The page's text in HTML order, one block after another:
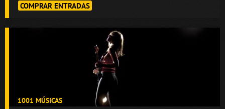
COMPRAR ENTRADAS
1001 MÚSICAS